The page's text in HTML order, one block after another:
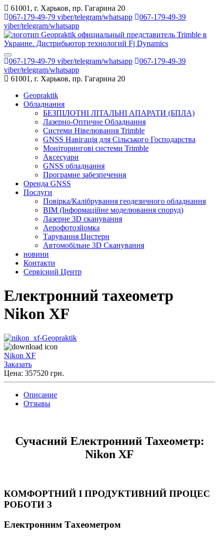
61001, г. Харьков, пр. Гагарина 20
067-179-49-79 viber/telegram/whatsapp
067-179-49-39
viber/telegram/whatsapp
067-179-49-79 viber/telegram/whatsapp
067-179-49-39
viber/telegram/whatsapp
61001, г. Харьков, пр. Гагарина 20
Geopraktik
Обладнання
БЕЗПІЛОТНІ ЛІТАЛЬНІ АПАРАТИ (БПЛА)
Лазерно-Оптичне Обладнання
Системи Нівелювання Trimble
GNSS Навігація для Сільського Господарства
Моніторингові системи Trimble
Аксесуари
GNSS обладнання
Програмне забезпечення
Оренда GNSS
Послуги
Повірка/Калібрування геодезичного обладнання
BIM (Інформаційне моделювання споруд)
Лазерне 3D сканування
Аерофотозйомка
Тарування Цистерн
Автомобільне 3D Сканування
новини
Контакти
Сервісний Центр
Електронний тахеометр
Nikon XF
Nikon XF
Заказать
Цена: 357520 грн.
Описание
Отзывы
Сучасний Електронний Тахеометр:
Nikon XF
КОМФОРТНИЙ І ПРОДУКТИВНИЙ ПРОЦЕС
РОБОТИ З
Електронним Тахеометром